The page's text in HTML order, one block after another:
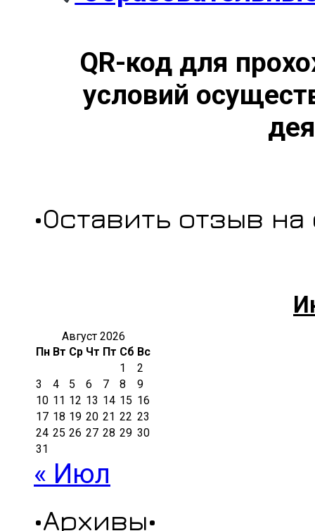
QR-код для
условий
•Оставить отзыв на
Август 2026
Пн Вт Ср Чт Пт Сб Вс
1
2
3
4 5 6 7 8
9
10 11 12 13 14 15 16
17 18 19 20 21 22 23
24 25 26 27 28 29 30
31
« Июл
•Архивы•